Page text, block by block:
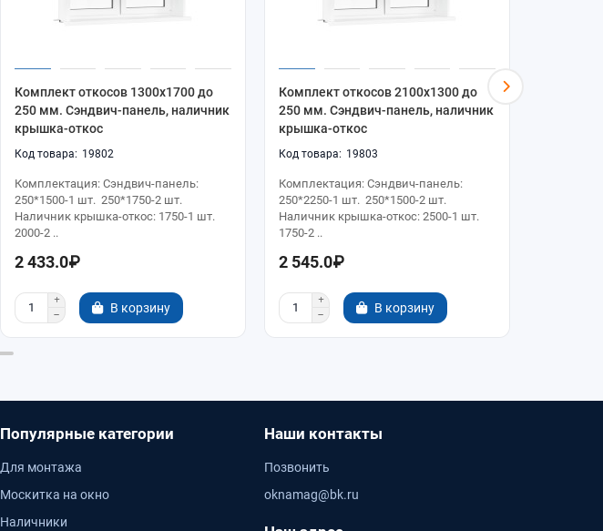
Комплект откосов 1300x1700 до
250 мм. Сэндвич-панель, наличник
крышка-откос
19802
Комплектация: Сэндвич-панель:
250*1500-1 шт. 250*1750-2 шт.
Наличник крышка-откос: 1750-1 шт.
2000-2 ..
2 433.0₽
В корзину
Комплект откосов 2100x1300 до
250 мм. Сэндвич-панель, наличник
крышка-откос
19803
Комплектация: Сэндвич-панель:
250*2250-1 шт. 250*1500-2 шт.
Наличник крышка-откос: 2500-1 шт.
1750-2 ..
2 545.0₽
В корзину
Популярные категории
Для монтажа
Москитка на окно
Наличники
Наши контакты
Позвонить
oknamag@bk.ru